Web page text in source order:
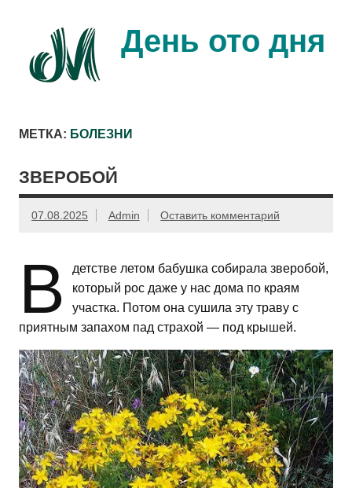
содержимому
День ото дня
МЕТКА: БОЛЕЗНИ
ЗВЕРОБОЙ
07.08.2025 Admin Оставить комментарий
В
детстве летом бабушка собирала зверобой,
который рос даже у нас дома по краям
участка. Потом она сушила эту траву с
приятным запахом пад страхой — под крышей.